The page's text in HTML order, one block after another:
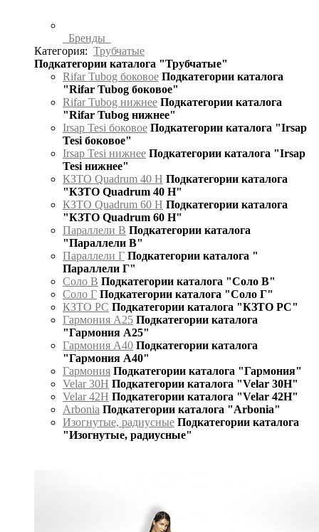
Бренды
Категория: Трубчатые
Подкатегории каталога "Трубчатые"
Rifar Tubog боковое Подкатегории каталога
"Rifar Tubog боковое"
Rifar Tubog нижнее Подкатегории каталога
"Rifar Tubog нижнее"
Irsap Tesi боковое Подкатегории каталога "Irsap
Tesi боковое"
Irsap Tesi нижнее Подкатегории каталога "Irsap
Tesi нижнее"
КЗТО Quadrum 40 H Подкатегории каталога
"КЗТО Quadrum 40 H"
КЗТО Quadrum 60 H Подкатегории каталога
"КЗТО Quadrum 60 H"
Параллели В Подкатегории каталога
"Параллели В"
Параллели Г Подкатегории каталога "
Параллели Г"
Соло В Подкатегории каталога "Соло В"
Соло Г Подкатегории каталога "Соло Г"
КЗТО РС Подкатегории каталога "КЗТО РС"
Гармония А25 Подкатегории каталога
"Гармония А25"
Гармония А40 Подкатегории каталога
"Гармония А40"
Гармония Подкатегории каталога "Гармония"
Velar 30H Подкатегории каталога "Velar 30H"
Velar 42H Подкатегории каталога "Velar 42H"
Arbonia Подкатегории каталога "Arbonia"
Изогнутые, радиусные Подкатегории каталога
"Изогнутые, радиусные"